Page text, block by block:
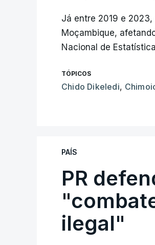
Já entre 2019 e
Moçambique,
Nacional de
TÓPICOS
Chido Dikeledi,
PAÍS
PR
ilegal"